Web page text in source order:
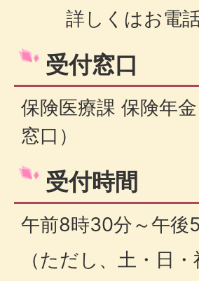
詳しくはお電話
受付窓口
保険医療課 保険年
窓口）
受付時間
午前8時30分～午後
（ただし、土・日